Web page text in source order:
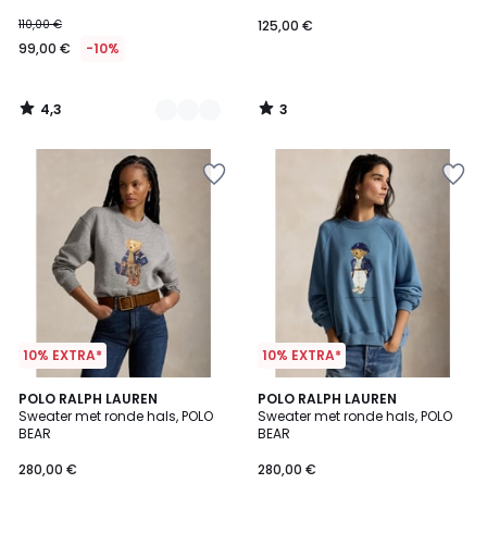
110,00 €
99,00 € -10%
4,3
/
125,00 €
3
/
10% EXTRA*
POLO RALPH LAUREN
Sweater met ronde hals, POLO
BEAR
280,00 €
10% EXTRA*
POLO RALPH LAUREN
Sweater met ronde hals, POLO
BEAR
280,00 €
5
/
5